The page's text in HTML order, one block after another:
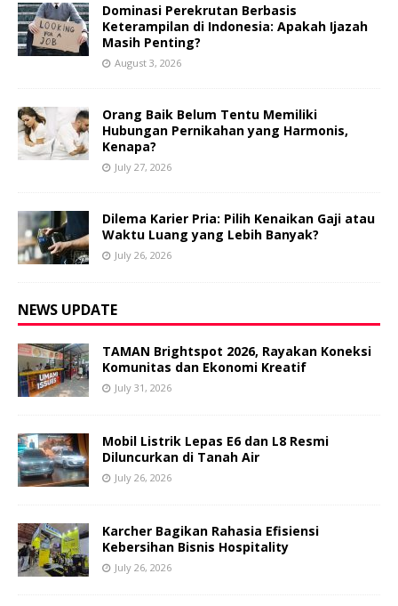
Dominasi Perekrutan Berbasis
Keterampilan di Indonesia: Apakah Ijazah
Masih Penting?
August 3, 2026
Orang Baik Belum Tentu Memiliki
Hubungan Pernikahan yang Harmonis,
Kenapa?
July 27, 2026
Dilema Karier Pria: Pilih Kenaikan Gaji atau
Waktu Luang yang Lebih Banyak?
July 26, 2026
NEWS UPDATE
TAMAN Brightspot 2026, Rayakan Koneksi
Komunitas dan Ekonomi Kreatif
July 31, 2026
Mobil Listrik Lepas E6 dan L8 Resmi
Diluncurkan di Tanah Air
July 26, 2026
Karcher Bagikan Rahasia Efisiensi
Kebersihan Bisnis Hospitality
July 26, 2026